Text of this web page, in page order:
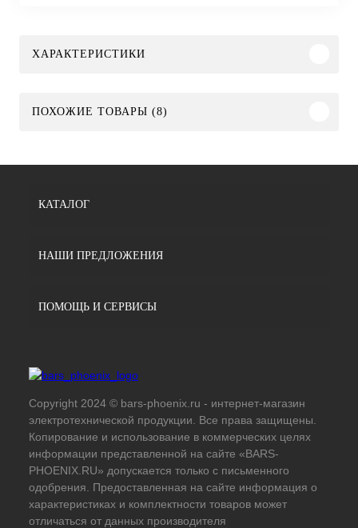
ХАРАКТЕРИСТИКИ
ПОХОЖИЕ ТОВАРЫ (8)
КАТАЛОГ
НАШИ ПРЕДЛОЖЕНИЯ
ПОМОЩЬ И СЕРВИСЫ
Copyright 2024 © bars-phoenix.ru - интернет-магазин
электротехнической продукции. Все права защищены.
Копирование и использование в коммерческих целях
информации представленной на сайте «BARS-
PHOENIX.RU» допускается только с письменного
одобрения. Предоставленная на сайте информация о
характеристиках и комплектности товаров может
отличаться от данных производителя